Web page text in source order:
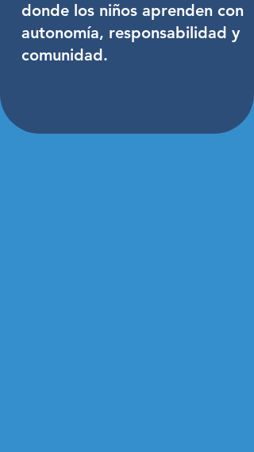
donde los niños aprenden con
autonomía, responsabilidad y
comunidad.